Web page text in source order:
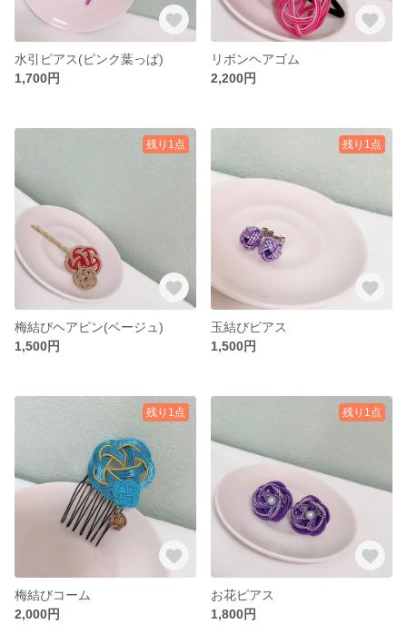
水引ピアス(ピンク葉っぱ)
1,700円
リボンヘアゴム
2,200円
残り1点
梅結びヘアピン(ベージュ)
1,500円
残り1点
玉結びピアス
1,500円
残り1点
梅結びコーム
2,000円
残り1点
お花ピアス
1,800円